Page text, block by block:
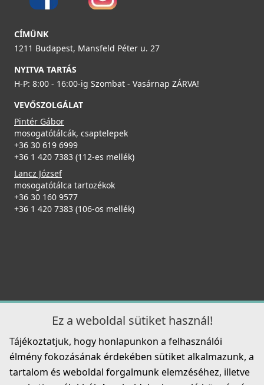
ELLECI - Szifonszett egyutas mosogatóhoz
COMPSIF1V
3 990 Ft
Csaplyukfúró FF35 35 mm-es
ELLECI - Tisztítószer, zsírtalanító és tisztító spray
mosogatótálcákhoz
CÍMÜNK
1211 Budapest, Mansfeld Péter u. 27
NYITVA TARTÁS
H-P: 8:00 - 16:00-ig Szombat - Vasárnap ZÁRVA!
VEVŐSZOLGÁLAT
Pintér Gábor
mosogatótálcák, csaptelepek
+36 30 619 6999
+36 1 420 7383 (112-es mellék)
Lancz József
mosogatótálca tartozékok
+36 30 160 9577
+36 1 420 7383 (106-os mellék)
Ez a weboldal sütiket használ!
Tájékoztatjuk, hogy honlapunkon a felhasználói
élmény fokozásának érdekében sütiket alkalmazunk, a
tartalom és weboldal forgalmunk elemzéséhez, illetve